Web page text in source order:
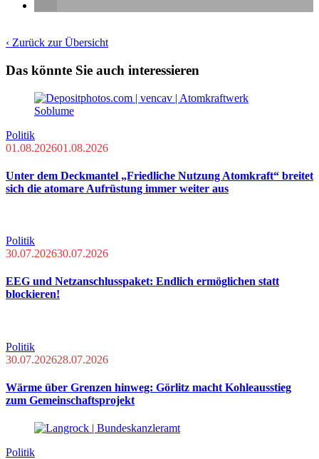
‹ Zurück zur Übersicht
Das könnte Sie auch interessieren
Politik
01.08.202601.08.2026
Unter dem Deckmantel „Friedliche Nutzung Atomkraft“ breitet
sich die atomare Aufrüstung immer weiter aus
Politik
30.07.202630.07.2026
EEG und Netzanschlusspaket: Endlich ermöglichen statt
blockieren!
Politik
30.07.202628.07.2026
Wärme über Grenzen hinweg: Görlitz macht Kohleausstieg
zum Gemeinschaftsprojekt
Politik